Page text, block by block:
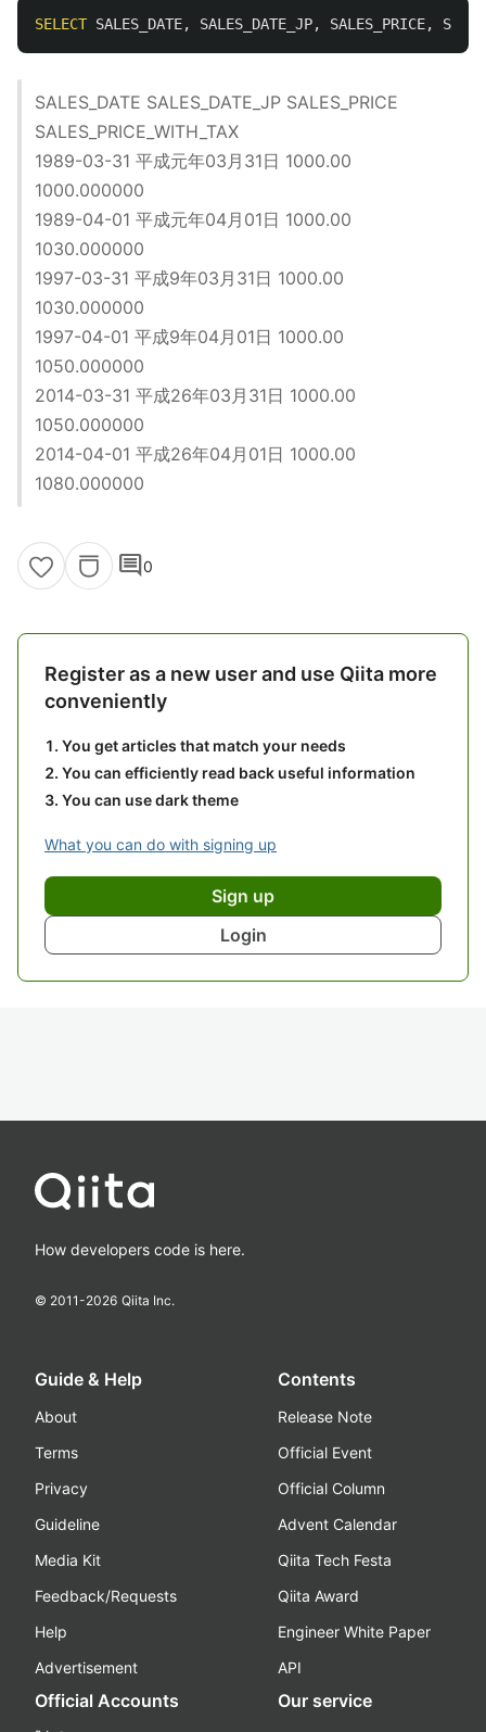
SELECT SALES_DATE, SALES_DATE_JP, SALES_PRICE,
SALES_DATE SALES_DATE_JP SALES_PRICE
SALES_PRICE_WITH_TAX
1989-03-31 平成元年03月31日 1000.00
1000.000000
1989-04-01 平成元年04月01日 1000.00
1030.000000
1997-03-31 平成9年03月31日 1000.00
1030.000000
1997-04-01 平成9年04月01日 1000.00
1050.000000
2014-03-31 平成26年03月31日 1000.00
1050.000000
2014-04-01 平成26年04月01日 1000.00
1080.000000
comment0
Register as a new user and use Qiita more
conveniently
You get articles that match your needs
You can efficiently read back useful information
You can use dark theme
What you can do with signing up
Sign up
Login
How developers code is here.
© 2011-2026 Qiita Inc.
Guide & Help
About
Terms
Privacy
Guideline
Media Kit
Feedback/Requests
Help
Advertisement
Contents
Release Note
Official Event
Official Column
Advent Calendar
Qiita Tech Festa
Qiita Award
Engineer White Paper
API
Official Accounts Our service